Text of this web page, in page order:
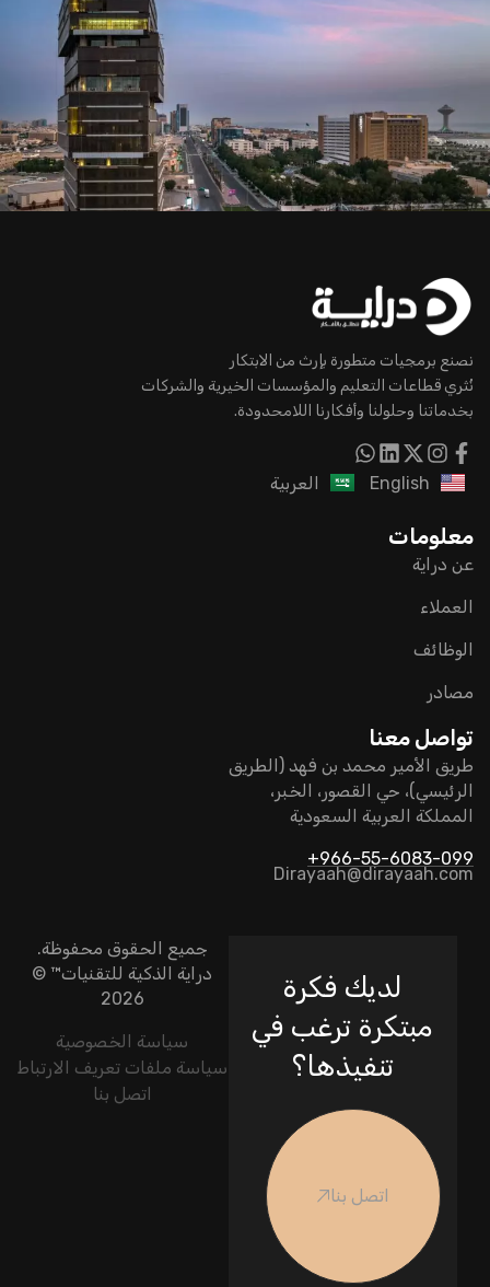
نصنع برمجيات متطورة بإرث من الابتكار
نُثري قطاعات التعليم والمؤسسات الخيرية والشركات
بخدماتنا وحلولنا وأفكارنا اللامحدودة.
English العربية
معلومات
عن دراية
العملاء
الوظائف
مصادر
تواصل معنا
طريق الأمير محمد بن فهد (الطريق
الرئيسي)، حي القصور، الخبر،
المملكة العربية السعودية
966-55-6083-099+
Dirayaah@dirayaah.com
جميع الحقوق محفوظة.
دراية الذكية للتقنيات™ ©
2026
سياسة الخصوصية
سياسة ملفات تعريف الارتباط
اتصل بنا
لديك فكرة
مبتكرة ترغب في
تنفيذها؟
اتصل بنا